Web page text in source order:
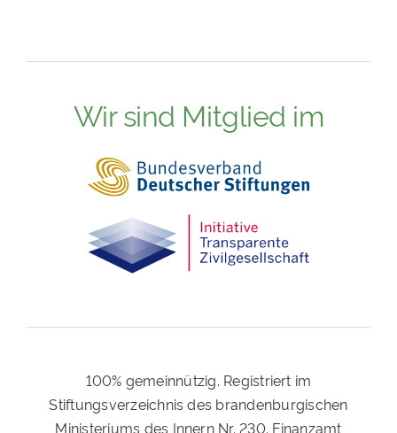
Wir sind Mitglied im
100% gemeinnützig. Registriert im
Stiftungsverzeichnis des brandenburgischen
Ministeriums des Innern Nr. 230. Finanzamt